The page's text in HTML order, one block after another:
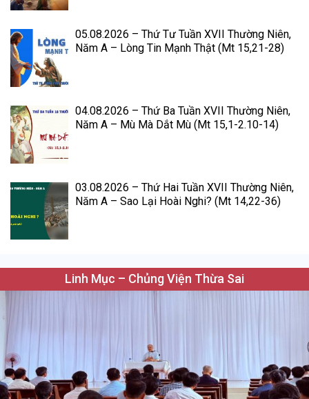
05.08.2026 – Thứ Tư Tuần XVII Thường Niên,
Năm A – Lòng Tin Mạnh Thật (Mt 15,21-28)
04.08.2026 – Thứ Ba Tuần XVII Thường Niên,
Năm A – Mù Mà Dắt Mù (Mt 15,1-2.10-14)
03.08.2026 – Thứ Hai Tuần XVII Thường Niên,
Năm A – Sao Lại Hoài Nghi? (Mt 14,22-36)
Linh Mục – Chủng Viện Thừa Sai